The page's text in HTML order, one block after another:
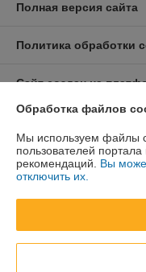
Полная версия сайта
Политика обработки
Сайт создан на
Информация для
Юридическое лицо:ООО
220002 г. Минск, 3-й
Регистрационный номер
Регистрационный орган:
Обработка файлов
Мы используем файлы
пользователей
рекомендаций. Вы
отключить их.